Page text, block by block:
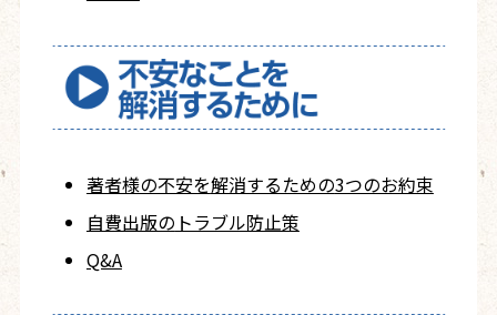
著者様の不安を解消するための3つのお約束
自費出版の トラブル防止策
Q&A